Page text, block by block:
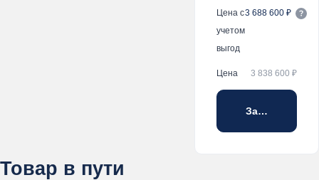
Цена с
учетом
выгод
3 688 600 ₽
Цена 3 838 600 ₽
Товар в пути